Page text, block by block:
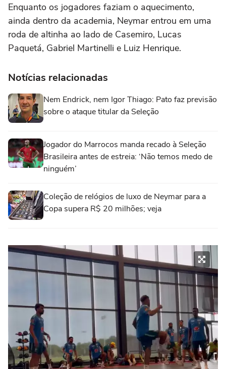
Enquanto os jogadores faziam o aquecimento,
ainda dentro da academia, Neymar entrou em uma
roda de altinha ao lado de Casemiro, Lucas
Paquetá, Gabriel Martinelli e Luiz Henrique.
Notícias relacionadas
Nem Endrick, nem Igor Thiago: Pato faz previsão
sobre o ataque titular da Seleção
Jogador do Marrocos manda recado à Seleção
Brasileira antes de estreia: ‘Não temos medo de
ninguém’
Coleção de relógios de luxo de Neymar para a
Copa supera R$ 20 milhões; veja